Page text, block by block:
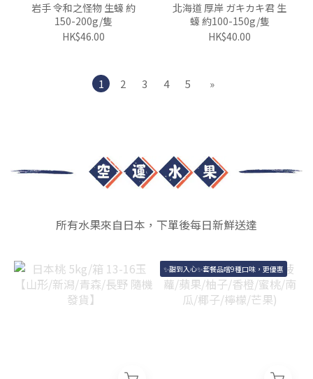
岩手 令和之怪物 生蠔 約
150-200g/隻
HK$46.00
北海道 厚岸 ガキカキ君 生
蠔 約100-150g/隻
HK$40.00
1 2 3 4 5 »
所有水果來自日本，下單後每日新鮮送達
✨甜到入心✨套餐品嚐9種口味，更優惠